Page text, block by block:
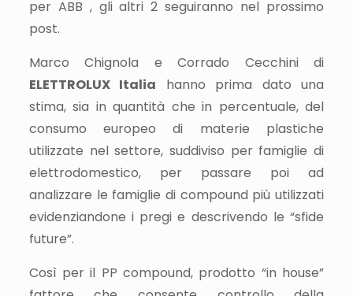
per ABB , gli altri 2 seguiranno nel prossimo
post.
Marco Chignola e Corrado Cecchini di
ELETTROLUX Italia hanno prima dato una
stima, sia in quantità che in percentuale, del
consumo europeo di materie plastiche
utilizzate nel settore, suddiviso per famiglie di
elettrodomestico, per passare poi ad
analizzare le famiglie di compound più utilizzati
evidenziandone i pregi e descrivendo le “sfide
future”.
Così per il PP compound, prodotto “in house”